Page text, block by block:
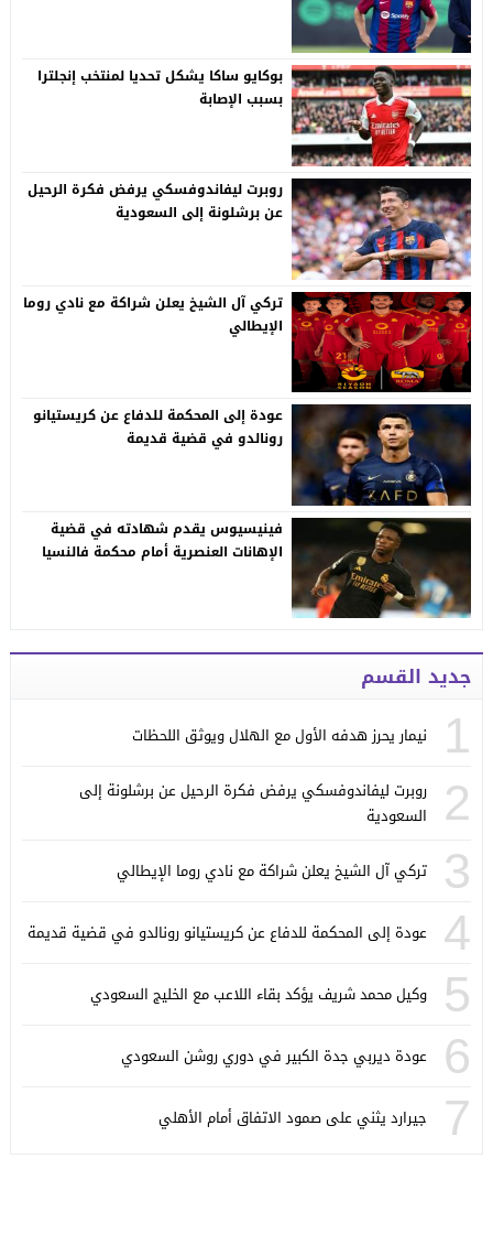
بوكايو ساكا يشكل تحديا لمنتخب إنجلترا
بسبب الإصابة
روبرت ليفاندوفسكي يرفض فكرة الرحيل
عن برشلونة إلى السعودية
تركي آل الشيخ يعلن شراكة مع نادي روما
الإيطالي
عودة إلى المحكمة للدفاع عن كريستيانو
رونالدو في قضية قديمة
فينيسيوس يقدم شهادته في قضية
الإهانات العنصرية أمام محكمة فالنسيا
جديد القسم
1 نيمار يحرز هدفه الأول مع الهلال ويوثق اللحظات
2
روبرت ليفاندوفسكي يرفض فكرة الرحيل عن برشلونة إلى
السعودية
3 تركي آل الشيخ يعلن شراكة مع نادي روما الإيطالي
4 عودة إلى المحكمة للدفاع عن كريستيانو رونالدو في قضية قديمة
5 وكيل محمد شريف يؤكد بقاء اللاعب مع الخليج السعودي
6 عودة ديربي جدة الكبير في دوري روشن السعودي
7 جيرارد يثني على صمود الاتفاق أمام الأهلي